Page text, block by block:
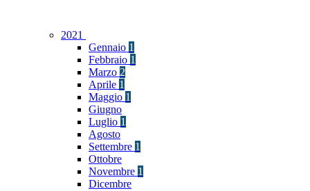
2021
Gennaio 1
Febbraio 1
Marzo 2
Aprile 1
Maggio 1
Giugno
Luglio 1
Agosto
Settembre 1
Ottobre
Novembre 1
Dicembre